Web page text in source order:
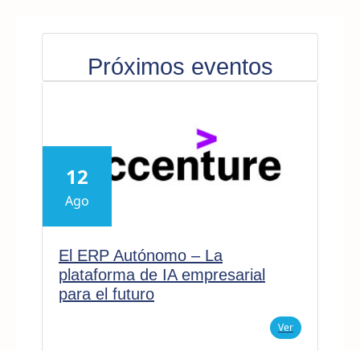
Próximos eventos
12
Ago
El ERP Autónomo – La
plataforma de IA empresarial
para el futuro
Ver